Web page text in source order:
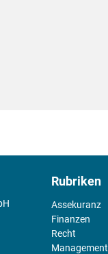
Rubriken
Assekuranz
Finanzen
Recht
Management